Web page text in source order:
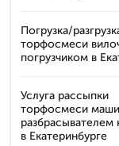
Погрузка/
торфосмеси
погрузчиком в
Услуга рассыпки
торфосмеси
разбрасывателем
в Екатеринбурге